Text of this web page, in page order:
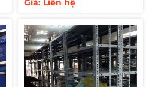
Giá: Liên hệ